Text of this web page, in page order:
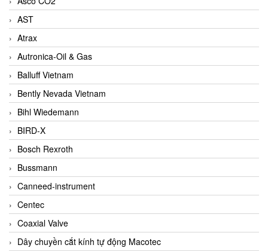
AST
Atrax
Autronica-Oil & Gas
Balluff Vietnam
Bently Nevada Vietnam
Bihl Wiedemann
BIRD-X
Bosch Rexroth
Bussmann
Canneed-instrument
Centec
Coaxial Valve
Dây chuyền cắt kính tự động Macotec